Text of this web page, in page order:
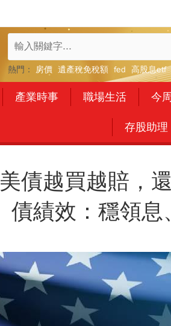
熱門： 房價 遺產稅免稅額 fed 高股息etf
產業時事 職場生活 今
存股助理
美債越買越賠，
債績效：穩領息